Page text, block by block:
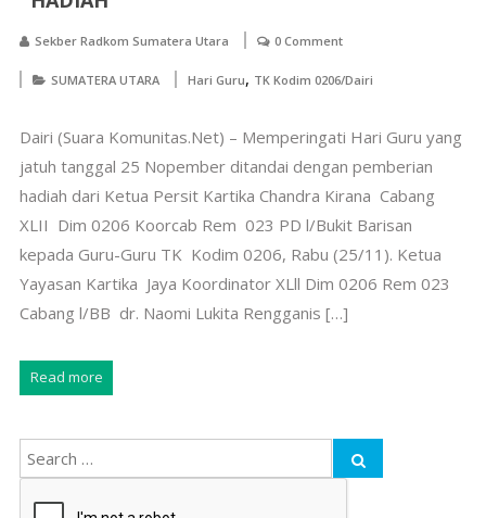
Sekber Radkom Sumatera Utara 0 Comment
SUMATERA UTARA Hari Guru, TK Kodim 0206/Dairi
Dairi (Suara Komunitas.Net) – Memperingati Hari Guru yang
jatuh tanggal 25 Nopember ditandai dengan pemberian
hadiah dari Ketua Persit Kartika Chandra Kirana Cabang
XLII Dim 0206 Koorcab Rem 023 PD l/Bukit Barisan
kepada Guru-Guru TK Kodim 0206, Rabu (25/11). Ketua
Yayasan Kartika Jaya Koordinator XLll Dim 0206 Rem 023
Cabang l/BB dr. Naomi Lukita Rengganis […]
Read more